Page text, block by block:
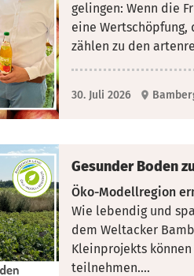
gelingen: Wenn die
eine
zählen zu den
30. Juli 2026
Gesunder Boden
Öko-Modellregion
Wie lebendig und
dem Weltacker
Kleinprojekts
teilnehmen....